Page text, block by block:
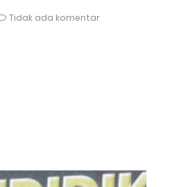
Tidak ada komentar